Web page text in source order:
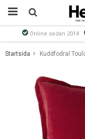
Online sedan 2014
Startsida Kuddfodral